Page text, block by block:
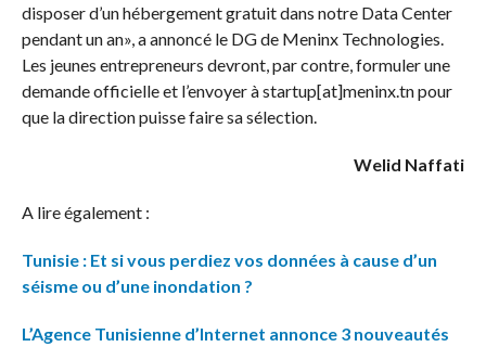
disposer d’un hébergement gratuit dans notre Data Center
pendant un an», a annoncé le DG de Meninx Technologies.
Les jeunes entrepreneurs devront, par contre, formuler une
demande officielle et l’envoyer à startup[at]meninx.tn pour
que la direction puisse faire sa sélection.
Welid Naffati
A lire également :
Tunisie : Et si vous perdiez vos données à cause d’un
séisme ou d’une inondation ?
L’Agence Tunisienne d’Internet annonce 3 nouveautés